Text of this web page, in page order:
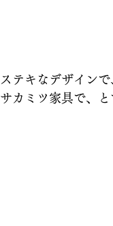
ステキなデザイン
サカミツ家具で、